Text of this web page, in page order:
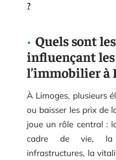
?
Quels sont
influençant
l’immobilier à
À Limoges, plusieurs
ou baisser les prix de
joue un rôle central :
cadre de vie,
infrastructures, la